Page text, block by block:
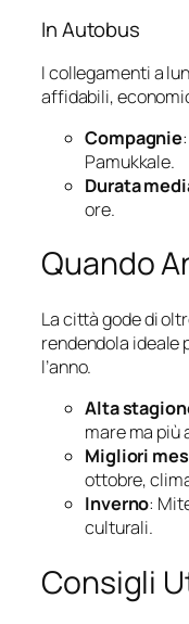
In Autobus
I collegamenti a
affidabili,
Compagnie
Pamukkale.
Durata
ore.
Quando
La città gode di
rendendola ideale
l’anno.
Alta
mare ma più
Migliori
ottobre,
Inverno:
culturali.
Consigli